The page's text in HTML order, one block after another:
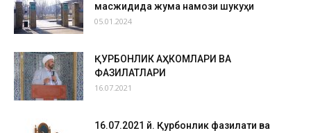
масжидида жума намози шукуҳи
05.01.2024
ҚУРБОНЛИК АҲКОМЛАРИ ВА
ФАЗИЛАТЛАРИ
16.07.2021
16.07.2021 й. Қурбонлик фазилати ва